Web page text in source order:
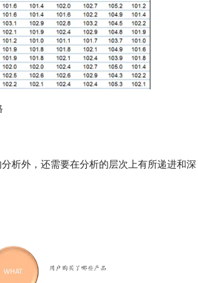
析外，还需要在分析的层次上有所递进和深